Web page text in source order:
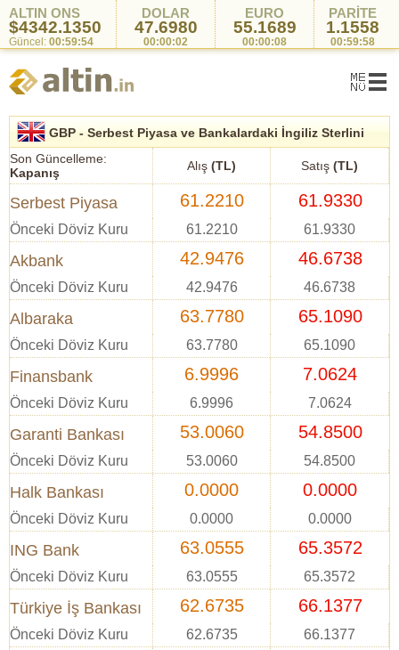
ALTIN ONS
$4342.1350
Güncel: 00:59:54
DOLAR
47.6980
00:00:02
EURO
55.1689
00:00:08
PARİTE
1.1558
00:59:58
GBP - Serbest Piyasa ve Bankalardaki İngiliz Sterlini
Kurları
Son Güncelleme:
Kapanış
Alış (TL) Satış (TL)
Serbest Piyasa 61.2210 61.9330
Önceki Döviz Kuru 61.2210 61.9330
Akbank 42.9476 46.6738
Önceki Döviz Kuru 42.9476 46.6738
Albaraka 63.7780 65.1090
Önceki Döviz Kuru 63.7780 65.1090
Finansbank 6.9996 7.0624
Önceki Döviz Kuru 6.9996 7.0624
Garanti Bankası 53.0060 54.8500
Önceki Döviz Kuru 53.0060 54.8500
Halk Bankası 0.0000 0.0000
Önceki Döviz Kuru 0.0000 0.0000
ING Bank 63.0555 65.3572
Önceki Döviz Kuru 63.0555 65.3572
Türkiye İş Bankası 62.6735 66.1377
Önceki Döviz Kuru 62.6735 66.1377